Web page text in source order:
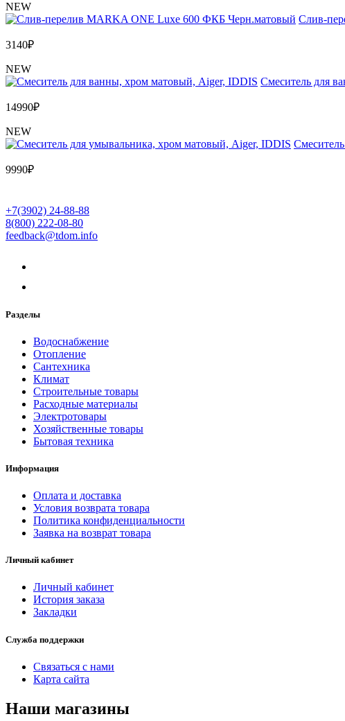
NEW
Слив-
3140₽
NEW
Cмеситель для
14990₽
NEW
9990₽
+7(3902) 24-88-88
8(800) 222-08-80
feedback@tdom.info
Разделы
Водоснабжение
Отопление
Сантехника
Климат
Строительные товары
Расходные материалы
Электротовары
Хозяйственные товары
Бытовая техника
Информация
Оплата и доставка
Условия возврата товара
Политика конфиденциальности
Заявка на возврат товара
Личный кабинет
Личный кабинет
История заказа
Закладки
Служба поддержки
Связаться с нами
Карта сайта
Наши магазины